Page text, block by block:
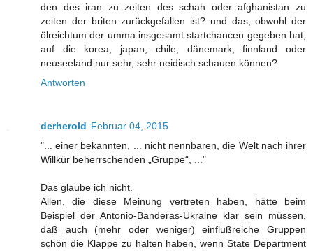
den des iran zu zeiten des schah oder afghanistan zu
zeiten der briten zurückgefallen ist? und das, obwohl der
ölreichtum der umma insgesamt startchancen gegeben hat,
auf die korea, japan, chile, dänemark, finnland oder
neuseeland nur sehr, sehr neidisch schauen können?
Antworten
derherold Februar 04, 2015
"... einer bekannten, ... nicht nennbaren, die Welt nach ihrer
Willkür beherrschenden „Gruppe“, ..."
Das glaube ich nicht.
Allen, die diese Meinung vertreten haben, hätte beim
Beispiel der Antonio-Banderas-Ukraine klar sein müssen,
daß auch (mehr oder weniger) einflußreiche Gruppen
schön die Klappe zu halten haben, wenn State Department